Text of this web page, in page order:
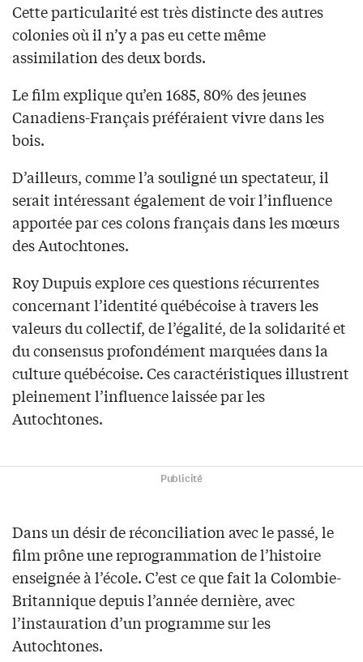
Cette particularité est très distincte des autres
colonies où il n’y a pas eu cette même
assimilation des deux bords.
Le film explique qu’en 1685, 80% des jeunes
Canadiens-Français préféraient vivre dans les
bois.
D’ailleurs, comme l’a souligné un spectateur, il
serait intéressant également de voir l’influence
apportée par ces colons français dans les mœurs
des Autochtones.
Roy Dupuis explore ces questions récurrentes
concernant l’identité québécoise à travers les
valeurs du collectif, de l’égalité, de la solidarité et
du consensus profondément marquées dans la
culture québécoise. Ces caractéristiques illustrent
pleinement l’influence laissée par les
Autochtones.
Publicité
Dans un désir de réconciliation avec le passé, le
film prône une reprogrammation de l’histoire
enseignée à l’école. C’est ce que fait la Colombie-
Britannique depuis l’année dernière, avec
l’instauration d’un programme sur les
Autochtones.